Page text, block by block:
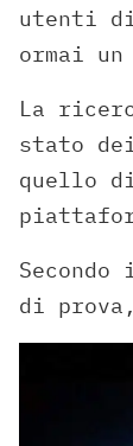
utenti di
ormai un
La
stato
quello
di